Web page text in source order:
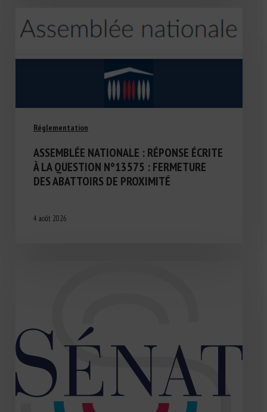
Réglementation
ASSEMBLÉE NATIONALE : RÉPONSE ÉCRITE
À LA QUESTION N°13575 : FERMETURE
DES ABATTOIRS DE PROXIMITÉ
4 août 2026